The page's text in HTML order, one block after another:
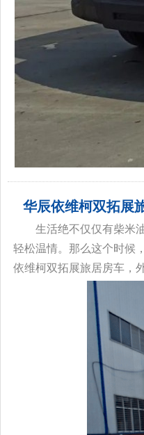
华辰依维柯双拓展
生活绝不仅仅有柴米
轻松温情。那么这个时候
依维柯双拓展旅居房车，